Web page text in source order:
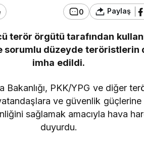
0 Paylaş
terör örgütü tarafından
sorumlu düzeyde teröristlerin
imha edildi.
Bakanlığı, PKK/YPG ve diğer
ve güvenlik güçlerine
sağlamak amacıyla hava
duyurdu.